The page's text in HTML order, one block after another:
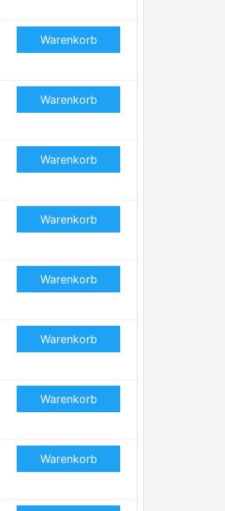
Warenkorb
Warenkorb
Warenkorb
Warenkorb
Warenkorb
Warenkorb
Warenkorb
Warenkorb